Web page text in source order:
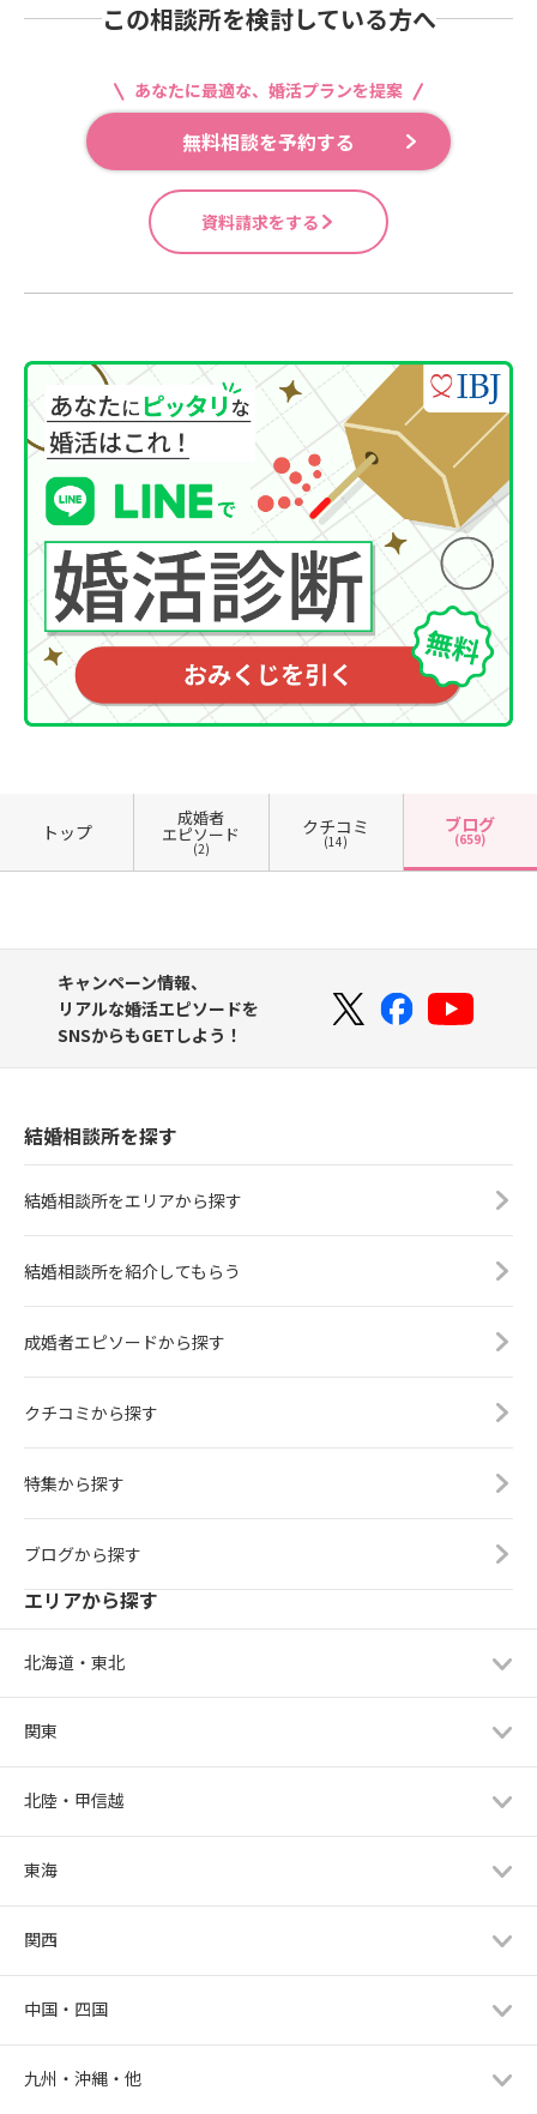
この相談所を検討している方へ
あなたに最適な、婚活プランを提案
無料相談を予約する
資料請求をする
トップ
成婚者
エピソード
(2)
クチコミ
(14)
ブログ
(659)
キャンペーン情報、
リアルな婚活エピソードを
SNSからもGETしよう！
結婚相談所を探す
結婚相談所をエリアから探す
結婚相談所を紹介してもらう
成婚者エピソードから探す
クチコミから探す
特集から探す
ブログから探す
エリアから探す
北海道・東北
関東
北陸・甲信越
東海
関西
中国・四国
九州・沖縄・他